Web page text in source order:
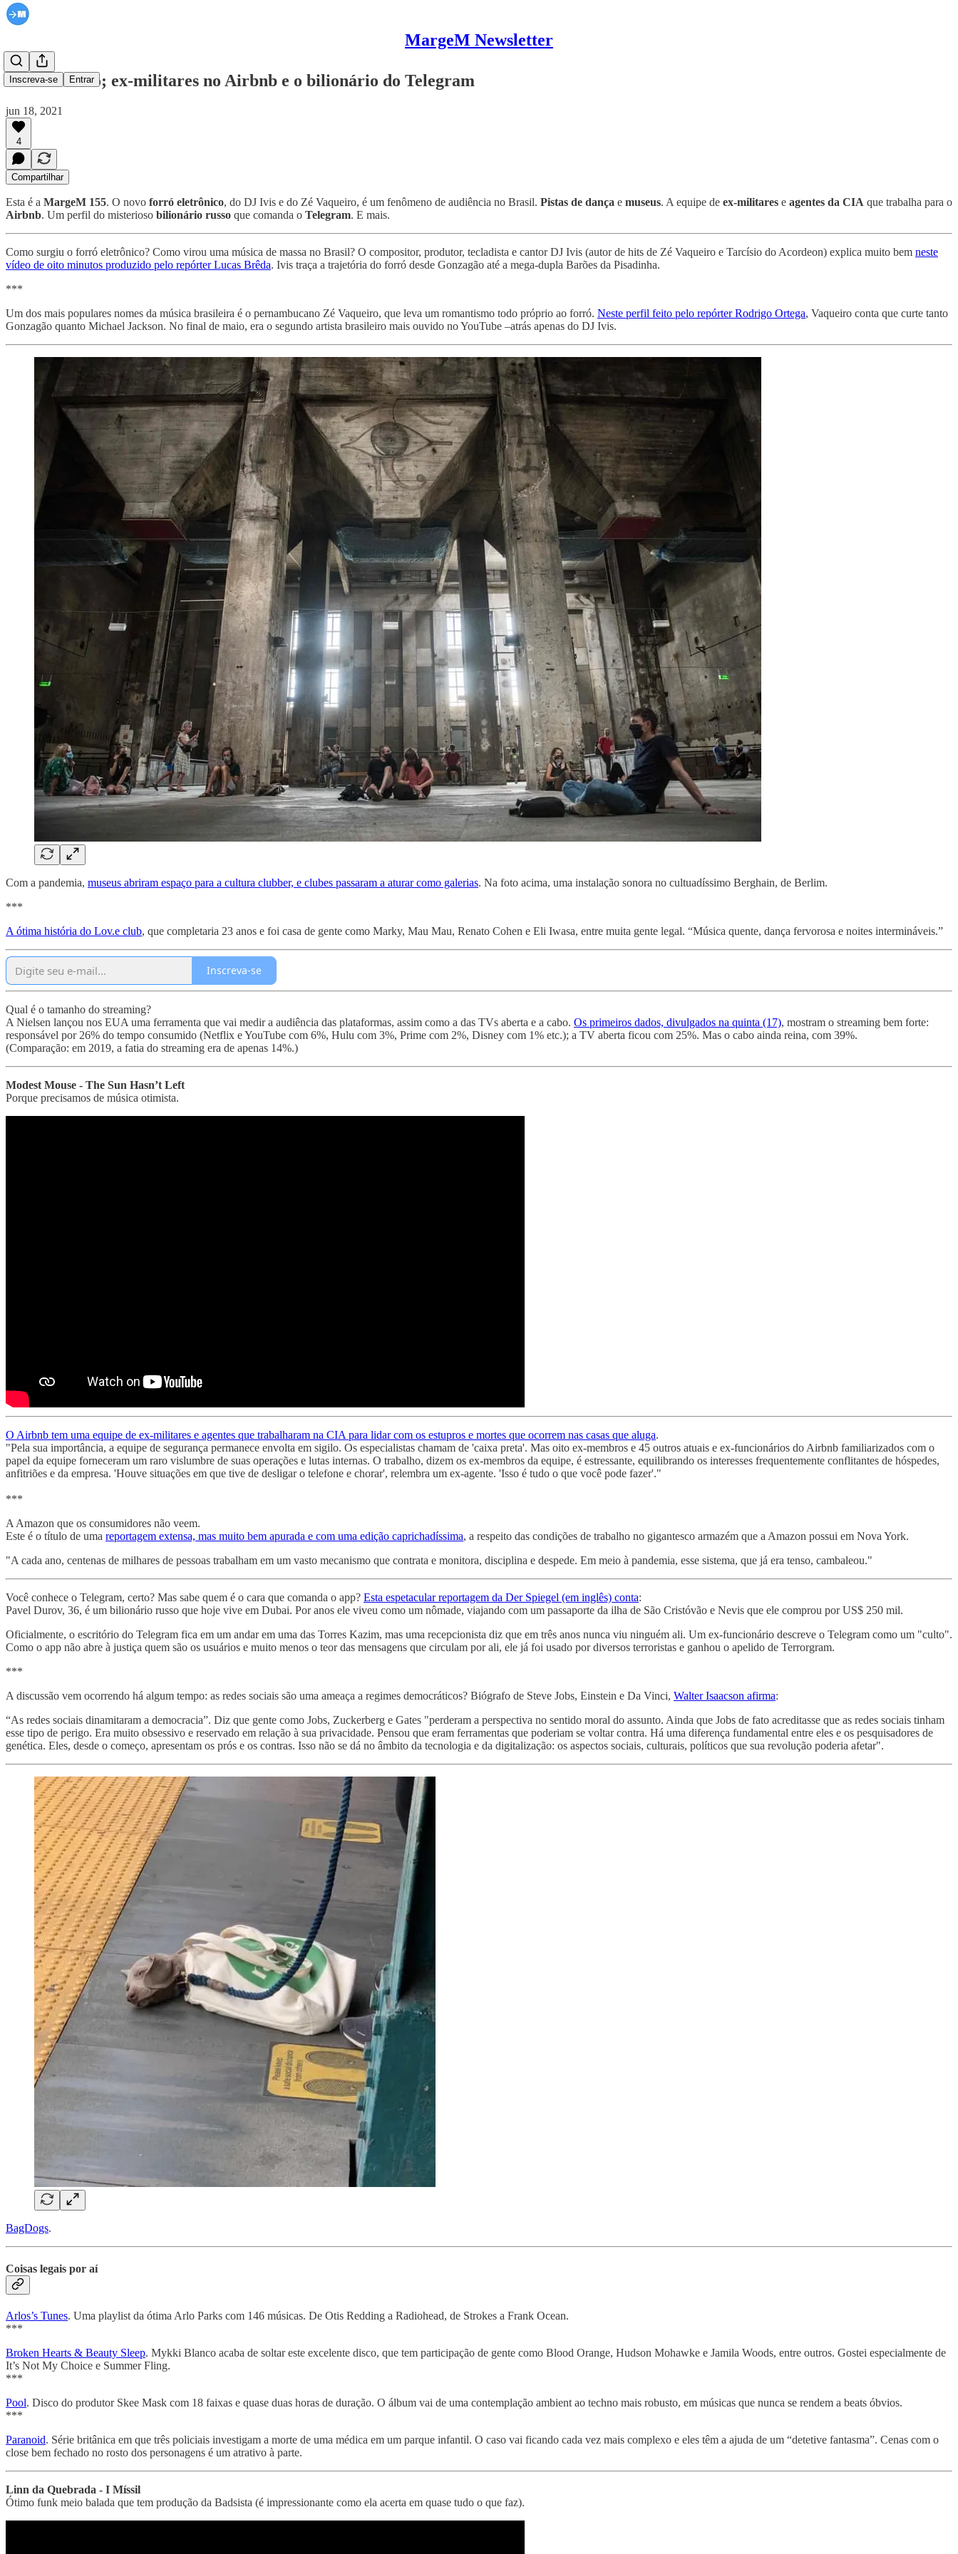
MargeM Newsletter
Inscreva-se Entrar
O novo forró; ex-militares no Airbnb e o bilionário do Telegram
jun 18, 2021
4
Compartilhar
Esta é a MargeM 155. O novo forró eletrônico, do DJ Ivis e do Zé Vaqueiro, é um fenômeno de audiência no Brasil. Pistas de dança e museus. A equipe de ex-militares e agentes da CIA que trabalha para o
Airbnb. Um perfil do misterioso bilionário russo que comanda o Telegram. E mais.
Como surgiu o forró eletrônico? Como virou uma música de massa no Brasil? O compositor, produtor, tecladista e cantor DJ Ivis (autor de hits de Zé Vaqueiro e Tarcísio do Acordeon) explica muito bem neste
vídeo de oito minutos produzido pelo repórter Lucas Brêda. Ivis traça a trajetória do forró desde Gonzagão até a mega-dupla Barões da Pisadinha.
***
Um dos mais populares nomes da música brasileira é o pernambucano Zé Vaqueiro, que leva um romantismo todo próprio ao forró. Neste perfil feito pelo repórter Rodrigo Ortega, Vaqueiro conta que curte tanto
Gonzagão quanto Michael Jackson. No final de maio, era o segundo artista brasileiro mais ouvido no YouTube –atrás apenas do DJ Ivis.
Com a pandemia, museus abriram espaço para a cultura clubber, e clubes passaram a aturar como galerias. Na foto acima, uma instalação sonora no cultuadíssimo Berghain, de Berlim.
***
A ótima história do Lov.e club, que completaria 23 anos e foi casa de gente como Marky, Mau Mau, Renato Cohen e Eli Iwasa, entre muita gente legal. “Música quente, dança fervorosa e noites intermináveis.”
Inscreva-se
Qual é o tamanho do streaming?
A Nielsen lançou nos EUA uma ferramenta que vai medir a audiência das plataformas, assim como a das TVs aberta e a cabo. Os primeiros dados, divulgados na quinta (17), mostram o streaming bem forte:
responsável por 26% do tempo consumido (Netflix e YouTube com 6%, Hulu com 3%, Prime com 2%, Disney com 1% etc.); a TV aberta ficou com 25%. Mas o cabo ainda reina, com 39%.
(Comparação: em 2019, a fatia do streaming era de apenas 14%.)
Modest Mouse - The Sun Hasn’t Left
Porque precisamos de música otimista.
O Airbnb tem uma equipe de ex-militares e agentes que trabalharam na CIA para lidar com os estupros e mortes que ocorrem nas casas que aluga.
"Pela sua importância, a equipe de segurança permanece envolta em sigilo. Os especialistas chamam de 'caixa preta'. Mas oito ex-membros e 45 outros atuais e ex-funcionários do Airbnb familiarizados com o
papel da equipe forneceram um raro vislumbre de suas operações e lutas internas. O trabalho, dizem os ex-membros da equipe, é estressante, equilibrando os interesses frequentemente conflitantes de hóspedes,
anfitriões e da empresa. 'Houve situações em que tive de desligar o telefone e chorar', relembra um ex-agente. 'Isso é tudo o que você pode fazer'."
***
A Amazon que os consumidores não veem.
Este é o título de uma reportagem extensa, mas muito bem apurada e com uma edição caprichadíssima, a respeito das condições de trabalho no gigantesco armazém que a Amazon possui em Nova York.
"A cada ano, centenas de milhares de pessoas trabalham em um vasto mecanismo que contrata e monitora, disciplina e despede. Em meio à pandemia, esse sistema, que já era tenso, cambaleou."
Você conhece o Telegram, certo? Mas sabe quem é o cara que comanda o app? Esta espetacular reportagem da Der Spiegel (em inglês) conta:
Pavel Durov, 36, é um bilionário russo que hoje vive em Dubai. Por anos ele viveu como um nômade, viajando com um passaporte da ilha de São Cristóvão e Nevis que ele comprou por US$ 250 mil.
Oficialmente, o escritório do Telegram fica em um andar em uma das Torres Kazim, mas uma recepcionista diz que em três anos nunca viu ninguém ali. Um ex-funcionário descreve o Telegram como um "culto".
Como o app não abre à justiça quem são os usuários e muito menos o teor das mensagens que circulam por ali, ele já foi usado por diversos terroristas e ganhou o apelido de Terrorgram.
***
A discussão vem ocorrendo há algum tempo: as redes sociais são uma ameaça a regimes democráticos? Biógrafo de Steve Jobs, Einstein e Da Vinci, Walter Isaacson afirma:
“As redes sociais dinamitaram a democracia”. Diz que gente como Jobs, Zuckerberg e Gates "perderam a perspectiva no sentido moral do assunto. Ainda que Jobs de fato acreditasse que as redes sociais tinham
esse tipo de perigo. Era muito obsessivo e reservado em relação à sua privacidade. Pensou que eram ferramentas que poderiam se voltar contra. Há uma diferença fundamental entre eles e os pesquisadores de
genética. Eles, desde o começo, apresentam os prós e os contras. Isso não se dá no âmbito da tecnologia e da digitalização: os aspectos sociais, culturais, políticos que sua revolução poderia afetar".
BagDogs.
Coisas legais por aí
Arlos’s Tunes. Uma playlist da ótima Arlo Parks com 146 músicas. De Otis Redding a Radiohead, de Strokes a Frank Ocean.
***
Broken Hearts & Beauty Sleep. Mykki Blanco acaba de soltar este excelente disco, que tem participação de gente como Blood Orange, Hudson Mohawke e Jamila Woods, entre outros. Gostei especialmente de
It’s Not My Choice e Summer Fling.
***
Pool. Disco do produtor Skee Mask com 18 faixas e quase duas horas de duração. O álbum vai de uma contemplação ambient ao techno mais robusto, em músicas que nunca se rendem a beats óbvios.
***
Paranoid. Série britânica em que três policiais investigam a morte de uma médica em um parque infantil. O caso vai ficando cada vez mais complexo e eles têm a ajuda de um “detetive fantasma”. Cenas com o
close bem fechado no rosto dos personagens é um atrativo à parte.
Linn da Quebrada - I Míssil
Ótimo funk meio balada que tem produção da Badsista (é impressionante como ela acerta em quase tudo o que faz).